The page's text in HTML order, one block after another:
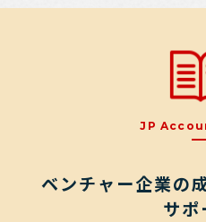
JP
ベンチャー企業の
サポ